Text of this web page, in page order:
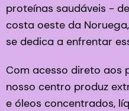
proteínas saudáveis -
costa oeste da
se dedica a enfrentar
Com acesso direto aos
nosso centro produz
e óleos concentrados,